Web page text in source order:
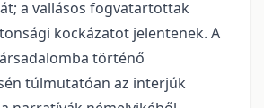
a vallásos fogvatartottak
kockázatot jelentenek. A
történő
túlmutatóan az interjúk